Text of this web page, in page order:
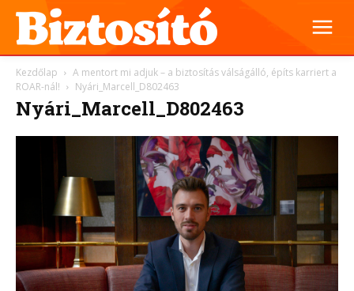
Kezdőlap
A mentort mi adjuk – a biztosítás válságálló, építs karriert a
ROAR-nál!
Nyári_Marcell_D802463
Nyári_Marcell_D802463